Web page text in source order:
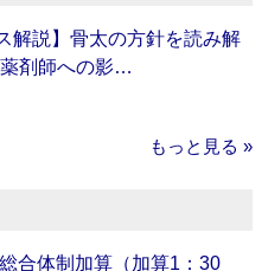
解説】骨太の方針を読み解
薬剤師への影…
もっと見る »
合体制加算（加算1：30